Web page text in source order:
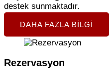
destek sunmaktadır.
DAHA FAZLA BILGI
Rezervasyon